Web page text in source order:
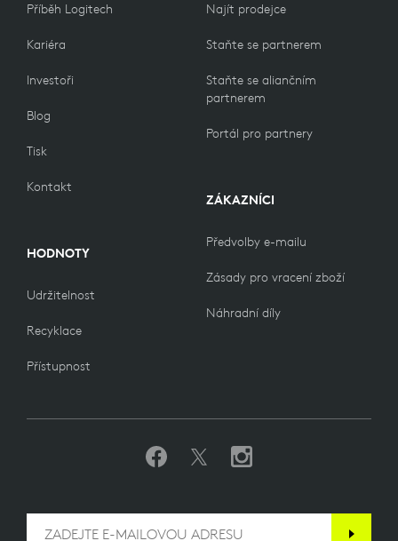
Příběh Logitech
Kariéra
Investoři
Blog
Tisk
Kontakt
HODNOTY
Udržitelnost
Recyklace
Přístupnost
Najít prodejce
Staňte se partnerem
Staňte se aliančním
partnerem
Portál pro partnery
ZÁKAZNÍCI
Předvolby e-mailu
Zásady pro vracení zboží
Náhradní díly